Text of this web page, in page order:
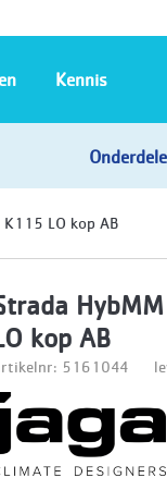
Kennis
LO kop AB
kop AB
5161044